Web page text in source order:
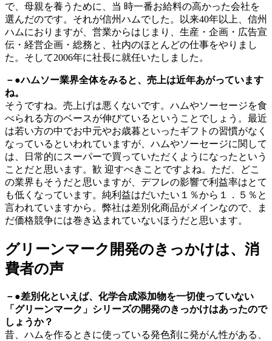
で、母親を養うために、当 時一番お給料の高かった会社を
選んだのです。それが信州ハムでした。以来40年以上、信州
ハムにおりますが、営業からはじまり、生産・企画・広告宣
伝・経営企画・総務と、社内のほとんどの仕事をやりまし
た。そして2006年に社長に就任いたしました。
－●ハムソー業界全体をみると、売上は近年あがっています
ね。
そうですね。売上げは悪くないです。ハムやソーセージを食
べられる方のベースが伸びているということでしょう。最近
は若い方の中でお中元やお歳暮といったギフトの習慣がなく
なっているといわれていますが、ハムやソーセージに関して
は、日常的にスーパーで買っていただくようになったという
ことだと思います。歓 迎すべきことですよね。ただ、どこ
の業界もそうだと思いますが、デフレの影響で利益率はとて
も低くなっています。純利益はだいたい１％から１．５％と
言われていますから。弊社は差別化商品がメインなので、ま
だ価格競争には巻き込まれていないほうだと思います。
グリーンマーク開発のきっかけは、消
費者の声
－●差別化といえば、化学合成添加物を一切使っていない
「グリーンマーク」シリーズの開発のきっかけはあったので
しょうか？
昔、ハムを作るときに使っている発色剤に発がん性がある、